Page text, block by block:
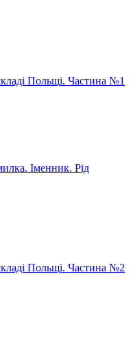
Польщі. Частина №1
Іменник. Рід
Польщі. Частина №2